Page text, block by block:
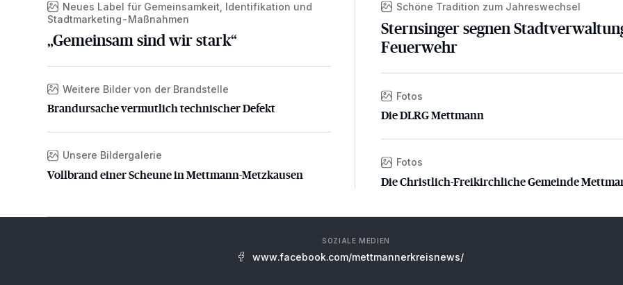
Neues Label für Gemeinsamkeit, Identifikation und
Stadtmarketing-Maßnahmen
„Gemeinsam sind wir stark“
Brandursache vermutlich technischer Defekt
Weitere Bilder von der Brandstelle
Brandursache vermutlich technischer Defekt
Vollbrand einer Scheune in Mettmann-Metzkausen
Unsere Bildergalerie
Vollbrand einer Scheune in Mettmann-Metzkausen
Schöne Tradition zum Jahreswechsel
Sternsinger segnen
Feuerwehr
Die DLRG Mettmann
Fotos
Die DLRG Mettmann
Die Christlich-Freikirchliche Gemeinde
Fotos
Die Christlich-Freikirchliche Gemeinde
SOZIALE MEDIEN
www.facebook.com/mettmannerkreisnews/